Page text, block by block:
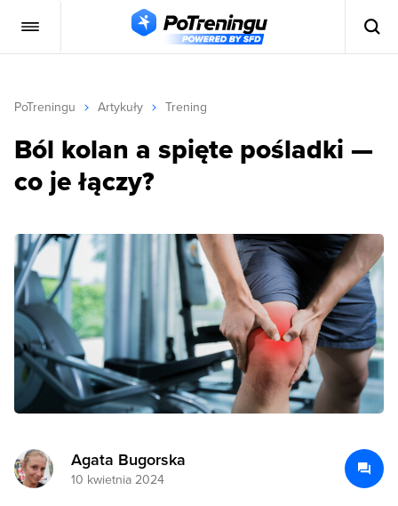
PoTreningu Artykuły Trening
Ból kolan a spięte pośladki —
co je łączy?
Agata Bugorska
10 kwietnia 2024